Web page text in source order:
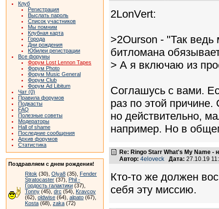
Клуб
Регистрация
Выслать пароль
Список участников
Мы помним
Клубная карта
Города
Дни рождения
Юбилеи регистрации
Все форумы
Форум Lost Lennon Tapes
Форум Photo
Форум Music General
Форум Club
Форум Ad Libitum
Чат (0)
Правила форумов
Подкасты
FAQ
Полезные советы
Модераторы
Hall of shame
Последние сообщения
Архив форумов
Статистика
Поздравляем с днем рождения!
Ritok (30), Olya8 (35), Fender
Stratocaster (37), Phil -
Гордость галактики (37),
Tonny (45), drc (54), Kravcov
(62), oldwise (64), alpato (67),
Kosta (68), zaka (72)
2LonVert:
>2Ourson - "Так ведь
битломана
> А я включаю из
Соглашусь с вами.
раз по этой
но действительно,
например. Но в
Re: Ringo Starr What's My Name
Автор: 4eloveck Дата: 27.10.19
Кто-то же должен
себя эту миссию.